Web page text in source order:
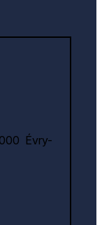
Évry-